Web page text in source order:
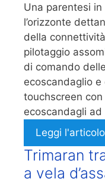
Una parentesi
l’orizzonte
della
pilotaggio
di comando
ecoscandaglio
touchscreen
ecoscandagli ad
Leggi l'articolo
Trimaran
a vela